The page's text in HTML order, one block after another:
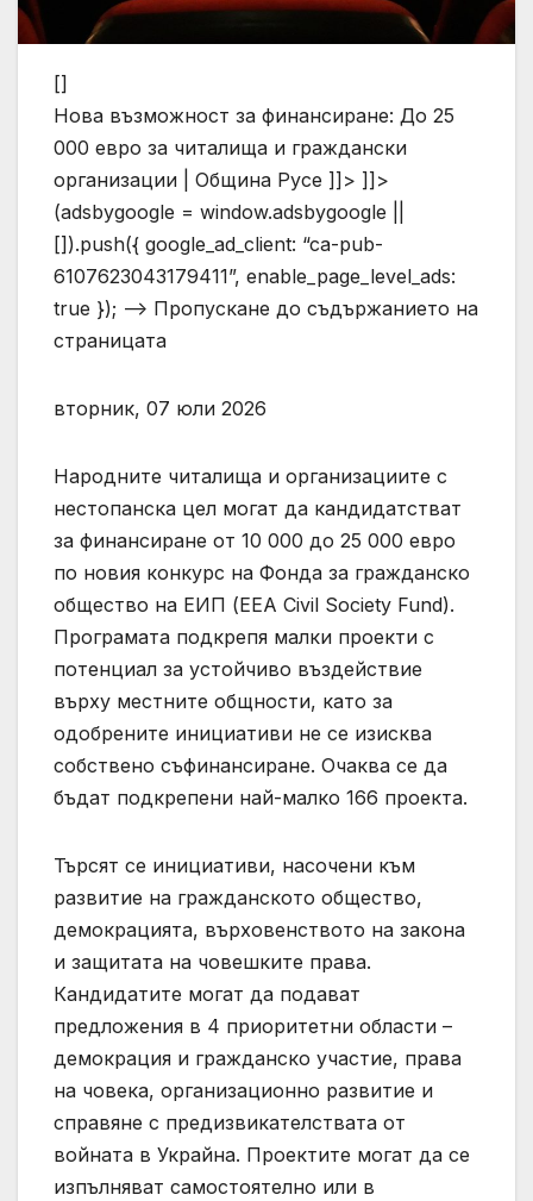
[]
Нова възможност за финансиране: До 25
000 евро за читалища и граждански
организации | Община Русе ]]> ]]>
(adsbygoogle = window.adsbygoogle ||
[]).push({ google_ad_client: “ca-pub-
6107623043179411”, enable_page_level_ads:
true }); –> Пропускане до съдържанието на
страницата
вторник, 07 юли 2026
Народните читалища и организациите с
нестопанска цел могат да кандидатстват
за финансиране от 10 000 до 25 000 евро
по новия конкурс на Фонда за гражданско
общество на ЕИП (EEA Civil Society Fund).
Програмата подкрепя малки проекти с
потенциал за устойчиво въздействие
върху местните общности, като за
одобрените инициативи не се изисква
собствено съфинансиране. Очаква се да
бъдат подкрепени най-малко 166 проекта.
Търсят се инициативи, насочени към
развитие на гражданското общество,
демокрацията, върховенството на закона
и защитата на човешките права.
Кандидатите могат да подават
предложения в 4 приоритетни области –
демокрация и гражданско участие, права
на човека, организационно развитие и
справяне с предизвикателствата от
войната в Украйна. Проектите могат да се
изпълняват самостоятелно или в